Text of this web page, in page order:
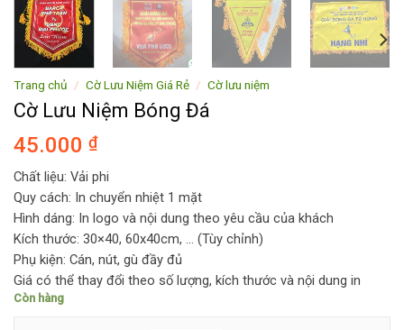
Trang chủ / Cờ Lưu Niệm Giá Rẻ / Cờ lưu niệm
Cờ Lưu Niệm Bóng Đá
45.000 ₫
Chất liệu: Vải phi
Quy cách: In chuyển nhiệt 1 mặt
Hình dáng: In logo và nội dung theo yêu cầu của khách
Kích thước: 30×40, 60x40cm, … (Tùy chỉnh)
Phụ kiện: Cán, nút, gù đầy đủ
Giá có thể thay đổi theo số lượng, kích thước và nội dung in
Còn hàng